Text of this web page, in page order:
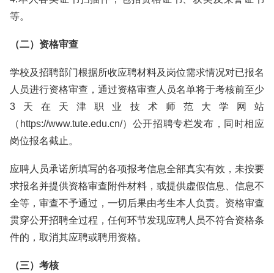
等。
（二）资格审查
学校及招聘部门根据所收应聘材料及岗位需求情况对已报名
人员进行资格审查，通过资格审查人员名单将于考核前至少
3天在天津职业技术师范大学网站
（https://www.tute.edu.cn/）公开招聘专栏发布，同时相应
岗位报名截止。
应聘人员承诺所填写的各项报考信息全部真实有效，未按要
求报名并提供资格审查附件材料，或提供虚假信息、信息不
全等，审查不予通过，一切后果由考生本人负责。资格审查
贯穿公开招聘全过程，任何环节发现应聘人员不符合资格条
件的，取消其应聘或聘用资格。
（三）考核